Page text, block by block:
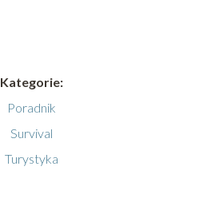
Kategorie:
Poradnik
Survival
Turystyka